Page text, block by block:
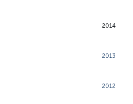
2014
2013
2012